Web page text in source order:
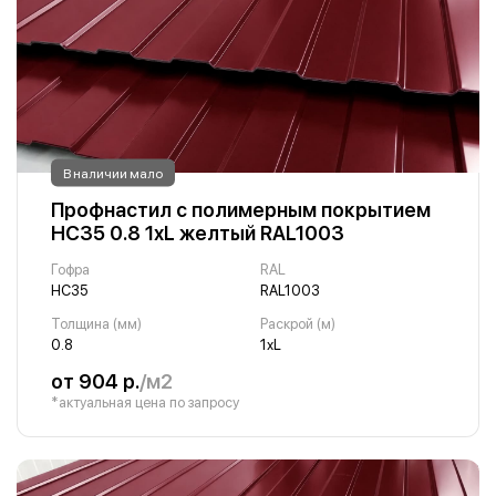
В наличии мало
Профнастил с полимерным покрытием
НС35 0.8 1хL желтый RAL1003
Гофра
НС35
RAL
RAL1003
Толщина (мм)
0.8
Раскрой (м)
1хL
от 904 р./м2
*актуальная цена по запросу